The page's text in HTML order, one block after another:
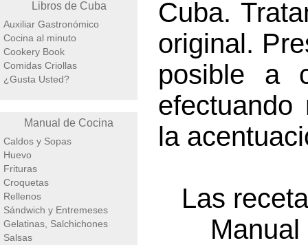
Libros de Cuba
Auxiliar Gastronómico
Cocina al minuto
Cookery Book
Comidas Criollas
¿Gusta Usted?
Manual de Cocina
Caldos y Sopas
Huevo
Frituras
Croquetas
Rellenos
Sándwich y Entremeses
Gelatinas, Salchichones
Salsas
Cuba.
original.
posible a
efectuando
la
Las
Manual